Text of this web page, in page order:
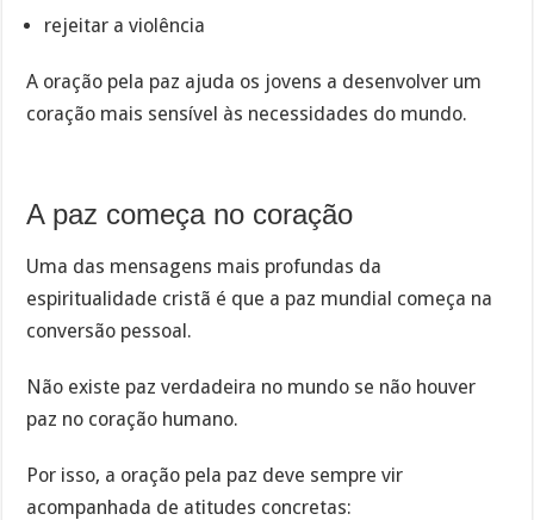
rejeitar a violência
A oração pela paz ajuda os jovens a desenvolver um
coração mais sensível às necessidades do mundo.
A paz começa no coração
Uma das mensagens mais profundas da
espiritualidade cristã é que a paz mundial começa na
conversão pessoal.
Não existe paz verdadeira no mundo se não houver
paz no coração humano.
Por isso, a oração pela paz deve sempre vir
acompanhada de atitudes concretas: